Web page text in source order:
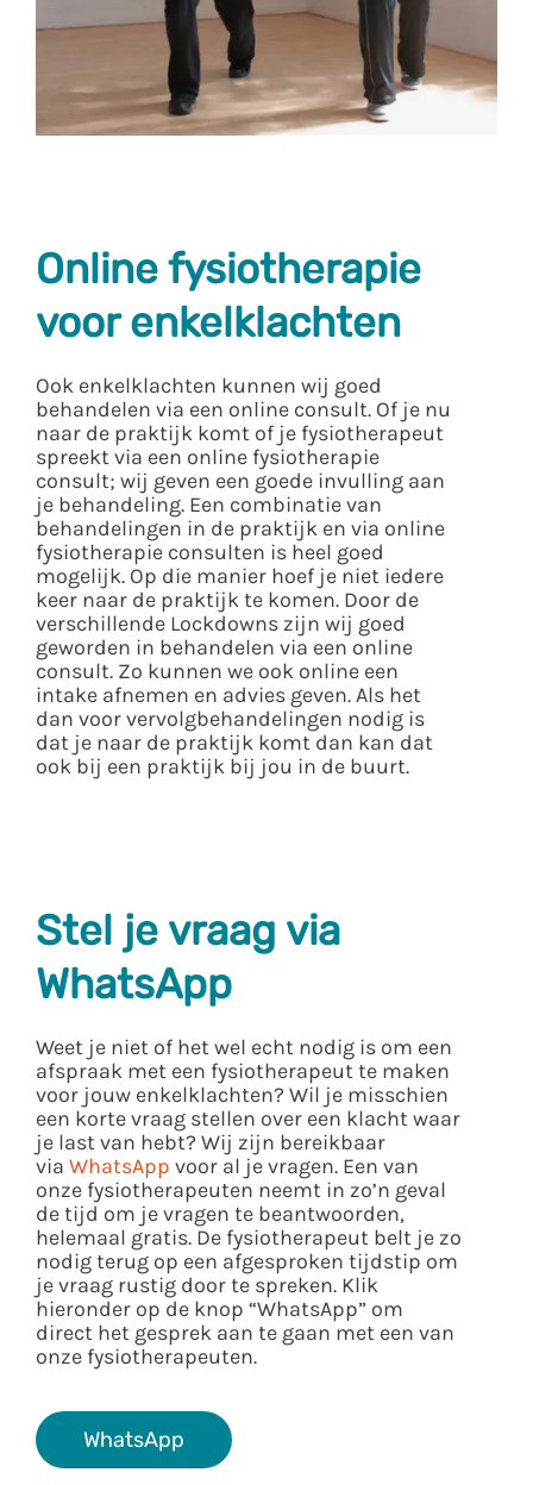
Online fysiotherapie
voor enkelklachten
Ook enkelklachten kunnen wij goed
behandelen via een online consult. Of je nu
naar de praktijk komt of je fysiotherapeut
spreekt via een online fysiotherapie
consult; wij geven een goede invulling aan
je behandeling. Een combinatie van
behandelingen in de praktijk en via online
fysiotherapie consulten is heel goed
mogelijk. Op die manier hoef je niet iedere
keer naar de praktijk te komen. Door de
verschillende Lockdowns zijn wij goed
geworden in behandelen via een online
consult. Zo kunnen we ook online een
intake afnemen en advies geven. Als het
dan voor vervolgbehandelingen nodig is
dat je naar de praktijk komt dan kan dat
ook bij een praktijk bij jou in de buurt.
Stel je vraag via
WhatsApp
Weet je niet of het wel echt nodig is om een
afspraak met een fysiotherapeut te maken
voor jouw enkelklachten? Wil je misschien
een korte vraag stellen over een klacht waar
je last van hebt? Wij zijn bereikbaar
via WhatsApp voor al je vragen. Een van
onze fysiotherapeuten neemt in zo’n geval
de tijd om je vragen te beantwoorden,
helemaal gratis. De fysiotherapeut belt je zo
nodig terug op een afgesproken tijdstip om
je vraag rustig door te spreken. Klik
hieronder op de knop “WhatsApp” om
direct het gesprek aan te gaan met een van
onze fysiotherapeuten.
WhatsApp